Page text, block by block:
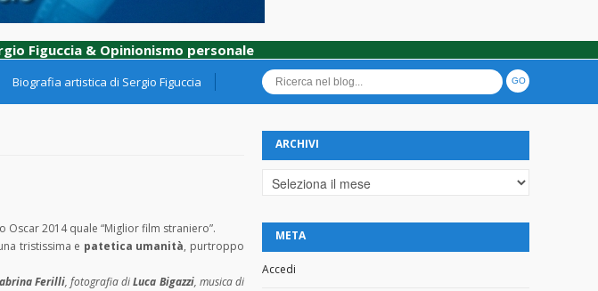
Figuccia & Opinionismo personale
Biografia artistica di Sergio Figuccia
Oscar 2014 quale “Miglior film straniero”.
tristissima e patetica umanità, purtroppo
Ferilli, fotografia diLuca Bigazzi, musica di
ARCHIVI
Archivi
META
Accedi